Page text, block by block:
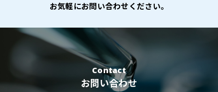
お気軽にお問い合わせください。
Contact
お問い合わせ